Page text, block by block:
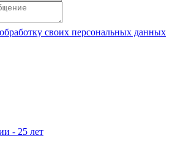
обработку своих персональных данных
- 25 лет